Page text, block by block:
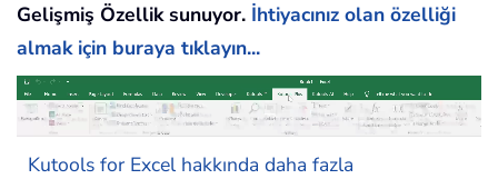
Gelişmiş Özellik sunuyor. İhtiyacınız olan özelliği
almak için buraya tıklayın...
Kutools for Excel hakkında daha fazla